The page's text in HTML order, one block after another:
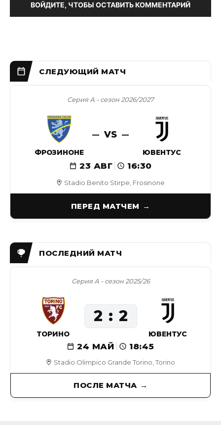
ВОЙДИТЕ, ЧТОБЫ ОСТАВИТЬ КОММЕНТАРИЙ
Stadio Benito Stirpe, Frosinone
Серия А - сезон 2026/2027
ФРОЗИНОНЕ
VS
ЮВЕНТУС
23 АВГ 16:30
ПЕРЕД МАТЧЕМ
Stadio Olimpico Grande Torino, Torino
Серия А - сезон 2025/26
24 МАЙ 18:45
ТОРИНО
2 2
ЮВЕНТУС
ПОСЛЕ МАТЧА